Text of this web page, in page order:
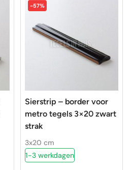
-57%
Sierstrip – border voor
metro tegels 3×20 zwart
strak
3x20 cm
1-3 werkdagen